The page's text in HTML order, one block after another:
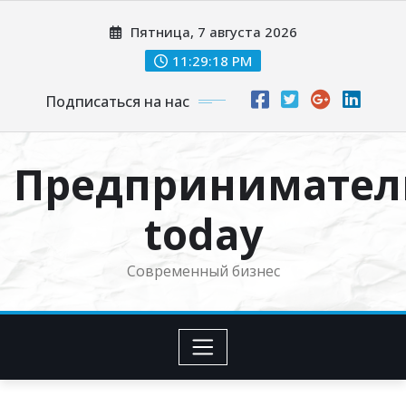
Пятница, 7 августа 2026
11:29:19 PM
Подписаться на нас
today
Современный бизнес